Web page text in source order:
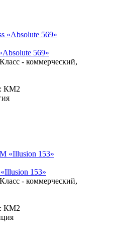
569»
- коммерческий,
КМ2
153»
- коммерческий,
КМ2